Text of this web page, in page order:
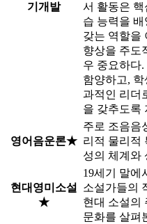
기개발
서 활동은
습 능력을
갖는 역할을
향상을 주도
우 중요하다
함양하고,
과적인 리더
을 갖추도록
영어음운론★
주로 조음음
리적 물리적
성의 체계와
현대영미소설
★
19세기 말에
소설가들의
현대 소설의
문화를 살펴